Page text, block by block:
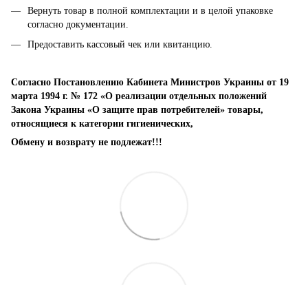
Вернуть товар в полной комплектации и в целой упаковке
согласно документации.
Предоставить кассовый чек или квитанцию.
Согласно Постановлению Кабинета Министров Украины от 19
марта 1994 г. № 172 «О реализации отдельных положений
Закона Украины «О защите прав потребителей» товары,
относящиеся к категории гигиенических,
Обмену и возврату не подлежат!!!